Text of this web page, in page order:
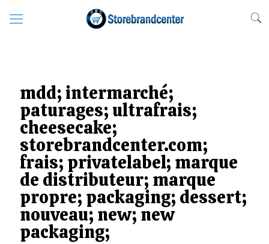
mdd; intermarché;
paturages; ultrafrais;
cheesecake;
storebrandcenter.com;
frais; privatelabel; marque
de distributeur; marque
propre; packaging; dessert;
nouveau; new; new
packaging;